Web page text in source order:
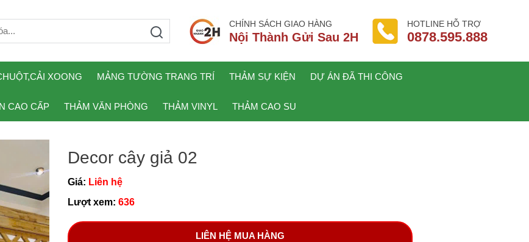
CHÍNH SÁCH GIAO HÀNG
Nội Thành Gửi Sau 2H
HOTLINE HỖ TRỢ
0878.595.888
XOONG MẢNG TƯỜNG TRANG TRÍ THẢM SỰ KIỆN DỰ ÁN ĐÃ THI CÔNG
CAO CẤP THẢM VĂN PHÒNG THẢM VINYL THẢM CAO SU
Decor cây giả 02
Giá: Liên hệ
Lượt xem: 636
LIÊN HỆ MUA HÀNG